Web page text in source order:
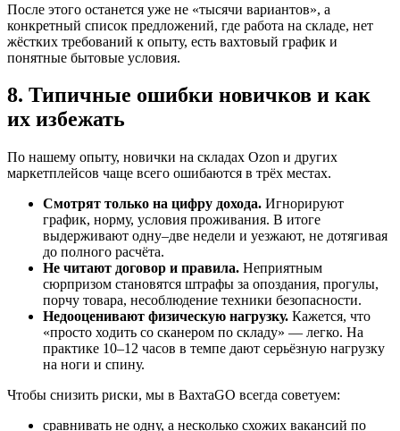
После этого останется уже не «тысячи вариантов», а
конкретный список предложений, где работа на складе, нет
жёстких требований к опыту, есть вахтовый график и
понятные бытовые условия.
8. Типичные ошибки новичков и как
их избежать
По нашему опыту, новички на складах Ozon и других
маркетплейсов чаще всего ошибаются в трёх местах.
Смотрят только на цифру дохода. Игнорируют
график, норму, условия проживания. В итоге
выдерживают одну–две недели и уезжают, не дотягивая
до полного расчёта.
Не читают договор и правила. Неприятным
сюрпризом становятся штрафы за опоздания, прогулы,
порчу товара, несоблюдение техники безопасности.
Недооценивают физическую нагрузку. Кажется, что
«просто ходить со сканером по складу» — легко. На
практике 10–12 часов в темпе дают серьёзную нагрузку
на ноги и спину.
Чтобы снизить риски, мы в ВахтаGO всегда советуем:
сравнивать не одну, а несколько схожих вакансий по